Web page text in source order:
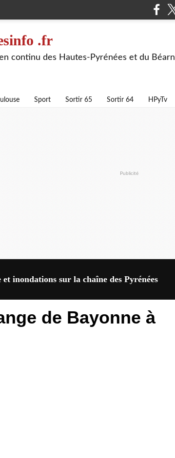
.fr
continu des Hautes-Pyrénées et du Béarn
Sport Sortir 65 Sortir 64 HPyTv
Publicité
inondations sur la chaîne des Pyrénées
de Bayonne à